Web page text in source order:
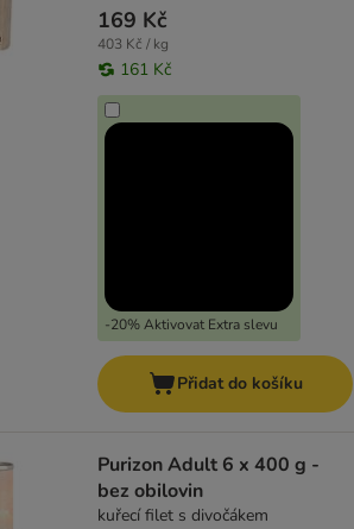
169 Kč
403 Kč / kg
161 Kč
-20% Aktivovat Extra slevu
Přidat do košíku
Purizon Adult 6 x 400 g -
bez obilovin
kuřecí filet s divočákem